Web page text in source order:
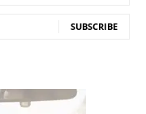
SUBSCRIBE